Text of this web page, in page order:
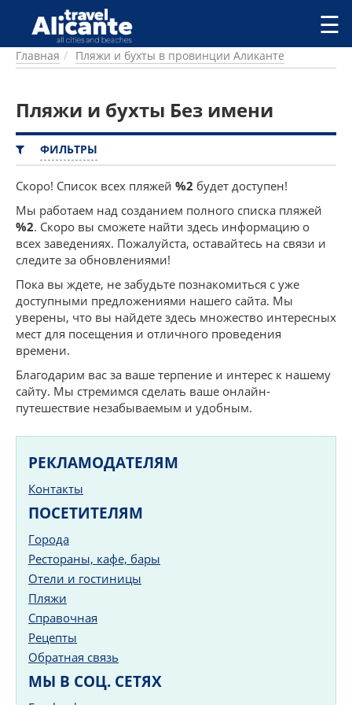
Перейти к основному содержанию
ГОРОДА
ПИТАНИЕ
ПРОЖИВАНИЕ
ПЛЯЖИ
ДОСТОПРИМЕЧАТЕЛЬНОСТИ
КЕМПИНГ
КОМАРКИ (РАЙОНЫ)
РЕЦЕПТЫ
ПРЕДЛОЖЕНИЯ
СТАТЬИ
УСЛУГИ
☰
Главная Пляжи и бухты в провинции Аликанте
Пляжи и бухты Без имени
ФИЛЬТРЫ
Скоро! Список всех пляжей %2 будет доступен!
Мы работаем над созданием полного списка пляжей
%2. Скоро вы сможете найти здесь информацию о
всех заведениях. Пожалуйста, оставайтесь на связи и
следите за обновлениями!
Пока вы ждете, не забудьте познакомиться с уже
доступными предложениями нашего сайта. Мы
уверены, что вы найдете здесь множество интересных
мест для посещения и отличного проведения
времени.
Благодарим вас за ваше терпение и интерес к нашему
сайту. Мы стремимся сделать ваше онлайн-
путешествие незабываемым и удобным.
РЕКЛАМОДАТЕЛЯМ
Контакты
ПОСЕТИТЕЛЯМ
Города
Рестораны, кафе, бары
Отели и гостиницы
Пляжи
Справочная
Рецепты
Обратная связь
МЫ В СОЦ. СЕТЯХ